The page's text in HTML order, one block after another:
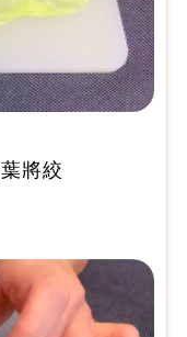
將絞